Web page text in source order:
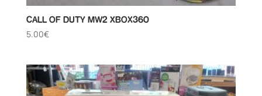
CALL OF DUTY MW2 XBOX360
5.00€